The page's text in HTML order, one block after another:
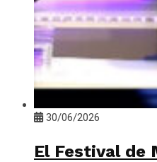
30/06/2026
El Festival de